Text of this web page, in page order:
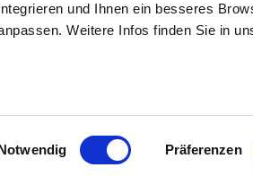
und Ihnen ein besseres
Weitere Infos finden Sie in
Einwilligungsauswahl
Präferenzen